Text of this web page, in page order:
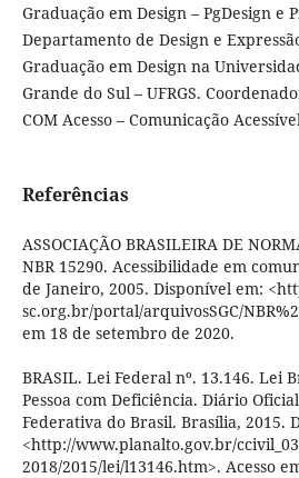
Graduação em Design – PgDesign e
Departamento de Design e
Graduação em Design na
Grande do Sul – UFRGS.
COM Acesso – Comunicação
Referências
ASSOCIAÇÃO BRASILEIRA DE
NBR 15290. Acessibilidade em
de Janeiro, 2005. Disponível em:
sc.org.br/portal/arquivosSGC/
em 18 de setembro de 2020.
BRASIL. Lei Federal nº. 13.146. Lei
Pessoa com Deficiência. Diário
Federativa do Brasil. Brasília, 2015.
<http://www.planalto.gov.br/
2018/2015/lei/l13146.htm>. Acesso